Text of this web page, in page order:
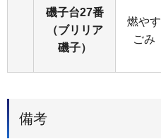
磯子台27番
（ブリリア
磯子）
燃やす
ごみ
備考